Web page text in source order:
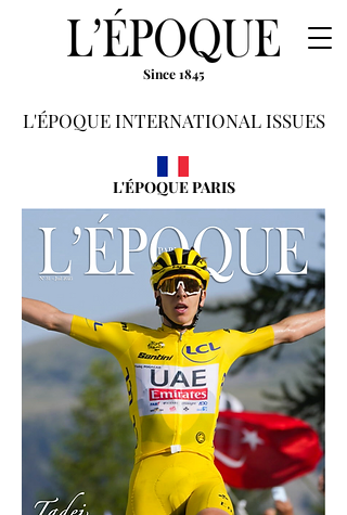
Since 1845
L'ÉPOQUE INTERNATIONAL ISSUES
L'ÉPOQUE PARIS